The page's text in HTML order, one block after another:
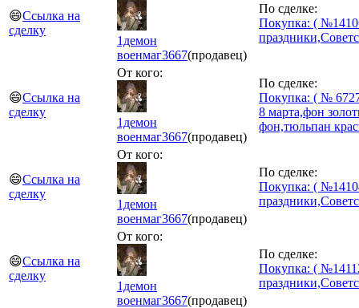
😄Ссылка на
сделку
1демон
военмаг3667(продавец)
По сделке:
Покупка: (
😄Ссылка на
сделку
От кого:
1демон
военмаг3667(продавец)
По сделке:
Покупка: ( №
8 марта,фон
фон,тюльпан
😄Ссылка на
сделку
От кого:
1демон
военмаг3667(продавец)
По сделке:
Покупка: (
😄Ссылка на
сделку
От кого:
1демон
военмаг3667(продавец)
По сделке:
Покупка: (